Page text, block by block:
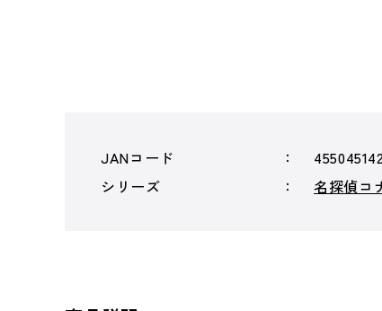
JANコード
シリーズ
名探偵コ